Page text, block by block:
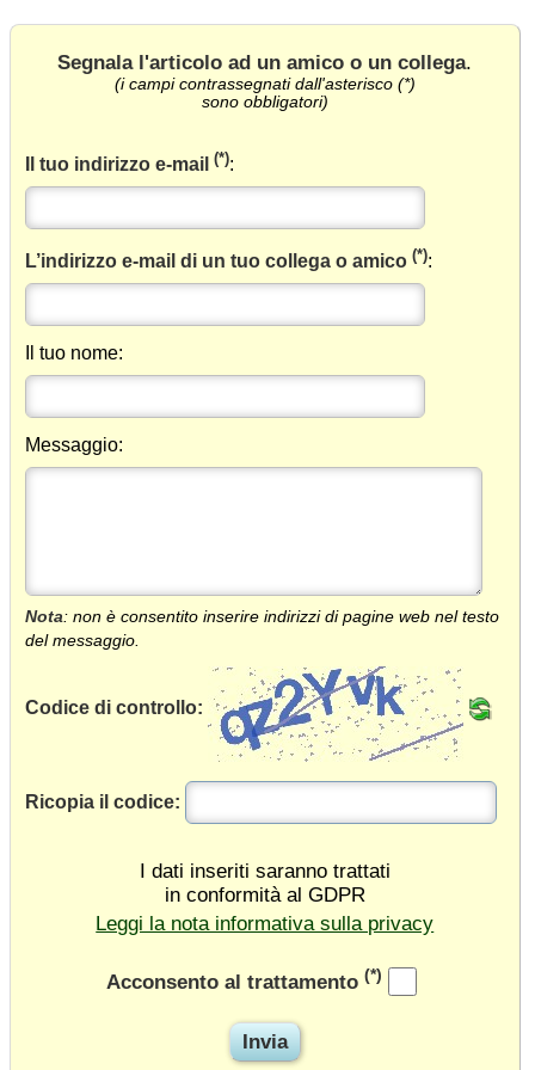
Segnala l'articolo ad un amico o un collega.
(i campi contrassegnati dall'asterisco (*)
sono obbligatori)
Il tuo indirizzo e-mail(*):
L’indirizzo e-mail di un tuo collega o amico(*):
Il tuo nome:
Messaggio:
Nota: non è consentito inserire indirizzi di pagine web nel testo
del messaggio.
Codice di controllo:
Ricopia il codice:
I dati inseriti saranno trattati
in conformità al GDPR
Leggi la nota informativa sulla privacy
Acconsento al trattamento (*)